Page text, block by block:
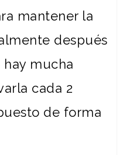
mantener la
después
mucha
cada 2
de forma